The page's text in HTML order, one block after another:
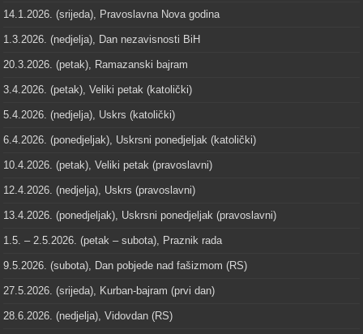
14.1.2026. (srijeda), Pravoslavna Nova godina
1.3.2026. (nedjelja), Dan nezavisnosti BiH
20.3.2026. (petak), Ramazanski bajram
3.4.2026. (petak), Veliki petak (katolički)
5.4.2026. (nedjelja), Uskrs (katolički)
6.4.2026. (ponedjeljak), Uskrsni ponedjeljak (katolički)
10.4.2026. (petak), Veliki petak (pravoslavni)
12.4.2026. (nedjelja), Uskrs (pravoslavni)
13.4.2026. (ponedjeljak), Uskrsni ponedjeljak (pravoslavni)
1.5. – 2.5.2026. (petak – subota), Praznik rada
9.5.2026. (subota), Dan pobjede nad fašizmom (RS)
27.5.2026. (srijeda), Kurban-bajram (prvi dan)
28.6.2026. (nedjelja), Vidovdan (RS)